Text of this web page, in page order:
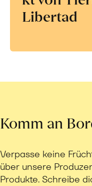
Libertad
Komm an
Verpasse keine
über unsere
Produkte. Schreibe